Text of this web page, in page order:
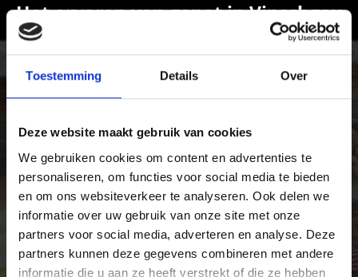
Toestemming Details Over
Deze website maakt gebruik van cookies
We gebruiken cookies om content en advertenties te
personaliseren, om functies voor social media te bieden
en om ons websiteverkeer te analyseren. Ook delen we
informatie over uw gebruik van onze site met onze
partners voor social media, adverteren en analyse. Deze
partners kunnen deze gegevens combineren met andere
informatie die u aan ze heeft verstrekt of die ze hebben
Het ervaren van genot in Vinschgau
Ervaar de rijkdom van de lokale specialiteiten in het
Vinschgau in Zuid-Tirol, het dal van fijnproevers en
genieters van pure levensmiddelen.